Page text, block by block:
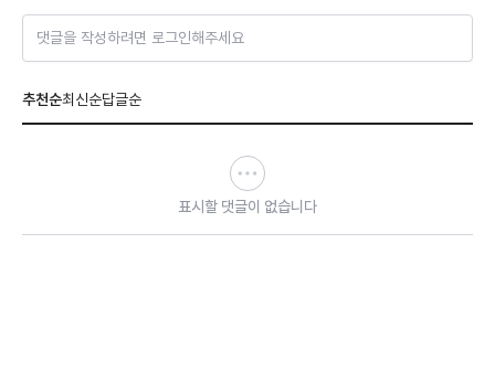
댓글을 작성하려면 로그인해주세요
추천순최신순답글순
표시할 댓글이 없습니다